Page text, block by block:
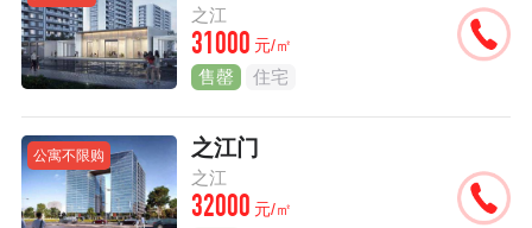
之江
31000 元/㎡
售罄 住宅
公寓不限购 之江门
之江
32000 元/㎡